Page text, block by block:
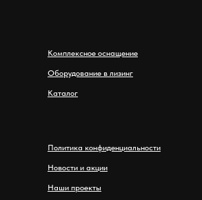
Комплексное оснащение
Оборудование в лизинг
Каталог
Политика конфиденциальности
Новости и акции
Наши проекты